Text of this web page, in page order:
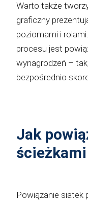
Warto także
graficzny
poziomami i
procesu jest
wynagrodzeń –
bezpośrednio
Jak
Powiązanie siatek